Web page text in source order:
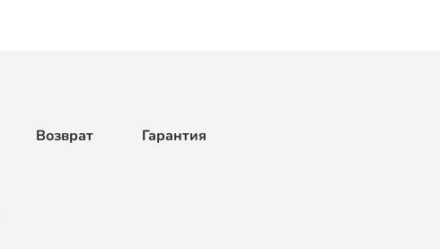
Возврат Гарантия